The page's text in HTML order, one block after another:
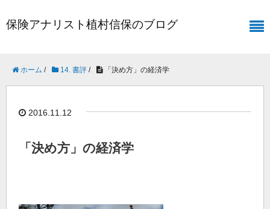
保険アナリスト植村信保のブログ
ホーム / 14. 書評 / 「決め方」の経済学
2016.11.12
「決め方」の経済学